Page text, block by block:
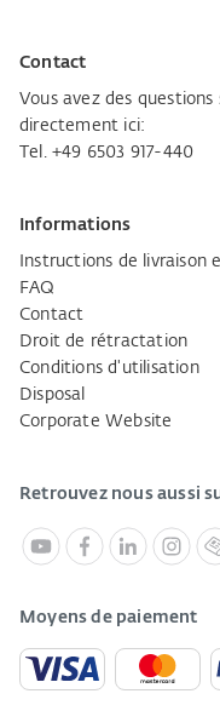
Contact
Vous avez des
directement ici:
Tel. +49 6503 917-440
Informations
Instructions de livraison
FAQ
Contact
Droit de rétractation
Conditions d'utilisation
Disposal
Corporate Website
Retrouvez nous aussi
Moyens de paiement